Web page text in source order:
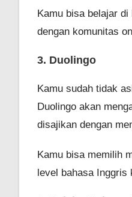
Kamu bisa belajar
dengan komunitas
3. Duolingo
Kamu sudah tidak
Duolingo akan
disajikan dengan
Kamu bisa memilih
level bahasa Inggris